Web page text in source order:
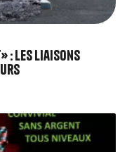
: Les liaisons